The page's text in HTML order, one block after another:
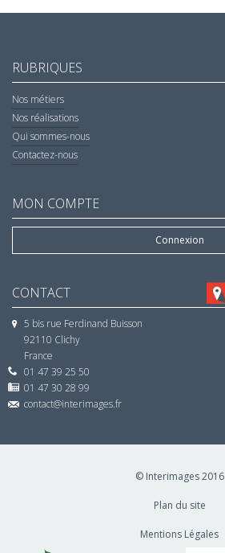
RUBRIQUES
Nos métiers
Nos réalisations
Qui sommes-nous
Contactez-nous
MON COMPTE
Connexion
CONTACT
5 bis rue Ferdinand Buisson
92110 Clichy
France
01 47 39 25 50
01 47 30 28 99
contact@interimages.fr
© Interimages 2016
Plan du site
Mentions Légales